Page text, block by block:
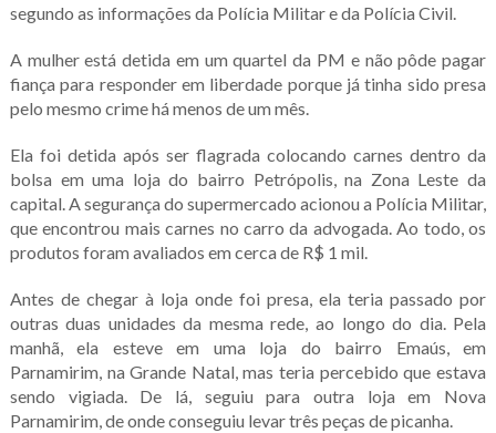
segundo as informações da Polícia Militar e da Polícia Civil.
A mulher está detida em um quartel da PM e não pôde pagar
fiança para responder em liberdade porque já tinha sido presa
pelo mesmo crime há menos de um mês.
Ela foi detida após ser flagrada colocando carnes dentro da
bolsa em uma loja do bairro Petrópolis, na Zona Leste da
capital. A segurança do supermercado acionou a Polícia Militar,
que encontrou mais carnes no carro da advogada. Ao todo, os
produtos foram avaliados em cerca de R$ 1 mil.
Antes de chegar à loja onde foi presa, ela teria passado por
outras duas unidades da mesma rede, ao longo do dia. Pela
manhã, ela esteve em uma loja do bairro Emaús, em
Parnamirim, na Grande Natal, mas teria percebido que estava
sendo vigiada. De lá, seguiu para outra loja em Nova
Parnamirim, de onde conseguiu levar três peças de picanha.